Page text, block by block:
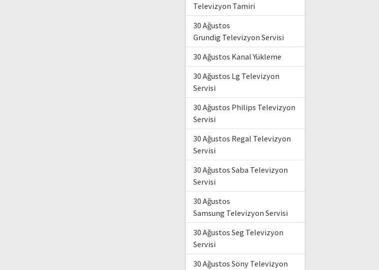
Televizyon Tamiri
30 Ağustos
Grundig Televizyon Servisi
30 Ağustos Kanal Yükleme
30 Ağustos Lg Televizyon
Servisi
30 Ağustos Philips Televizyon
Servisi
30 Ağustos Regal Televizyon
Servisi
30 Ağustos Saba Televizyon
Servisi
30 Ağustos
Samsung Televizyon Servisi
30 Ağustos Seg Televizyon
Servisi
30 Ağustos Sony Televizyon